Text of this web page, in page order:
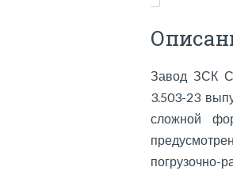
Завод ЗСК
3.503-23
сложной
погрузочно-